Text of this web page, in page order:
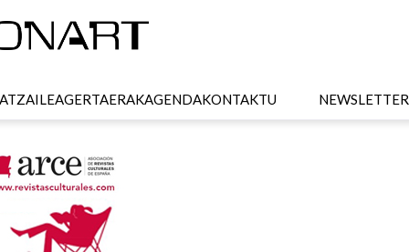
GERTAERAKAGENDAKONTAKTU NEWSLETTER